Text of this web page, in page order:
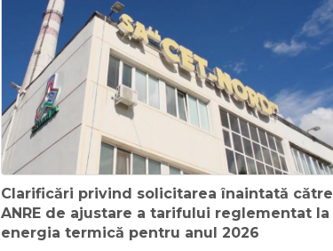
Clarificări privind solicitarea înaintată către
ANRE de ajustare a tarifului reglementat la
energia termică pentru anul 2026